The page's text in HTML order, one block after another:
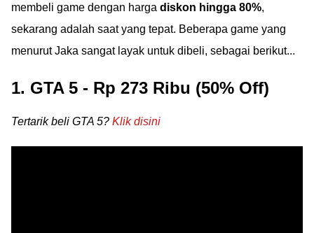
membeli game dengan harga diskon hingga 80%,
sekarang adalah saat yang tepat. Beberapa game yang
menurut Jaka sangat layak untuk dibeli, sebagai berikut...
1. GTA 5 - Rp 273 Ribu (50% Off)
Tertarik beli GTA 5? Klik disini